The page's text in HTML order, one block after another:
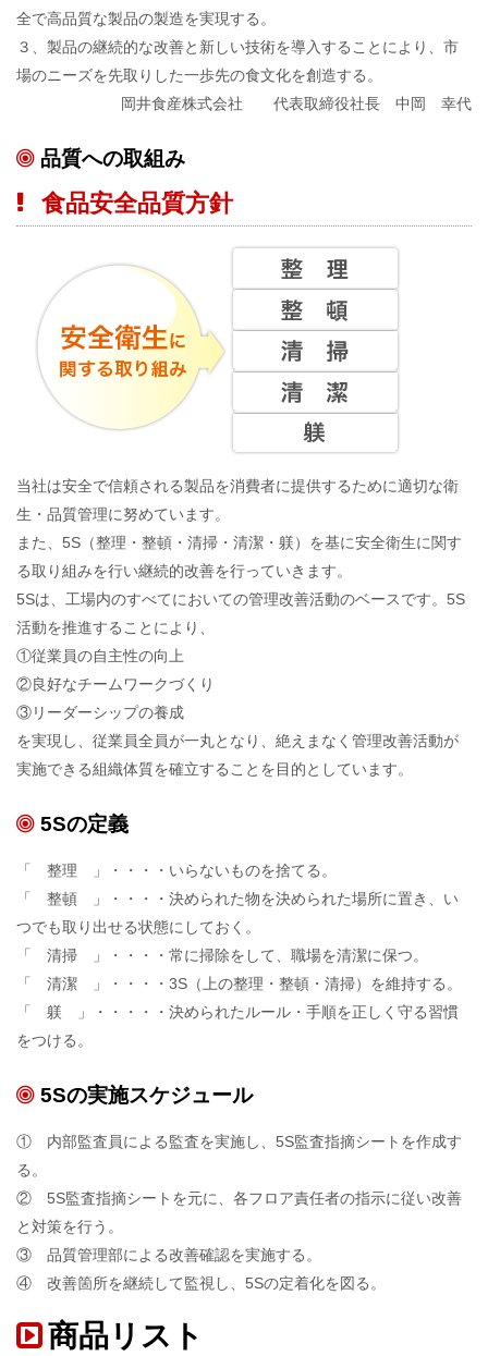
商品リスト
全で高品質な製品の製造を実現する。
３、製品の継続的な改善と新しい技術を導入することにより、市
場のニーズを先取りした一歩先の食文化を創造する。
岡井食産株式会社 代表取締役社長 中岡 幸代
品質への取組み
食品安全品質方針
当社は安全で信頼される製品を消費者に提供するために適切な衛
生・品質管理に努めています。
また、5S（整理・整頓・清掃・清潔・躾）を基に安全衛生に関す
る取り組みを行い継続的改善を行っていきます。
5Sは、工場内のすべてにおいての管理改善活動のベースです。5S
活動を推進することにより、
①従業員の自主性の向上
②良好なチームワークづくり
③リーダーシップの養成
を実現し、従業員全員が一丸となり、絶えまなく管理改善活動が
実施できる組織体質を確立することを目的としています。
5Sの定義
「 整理 」・・・・いらないものを捨てる。
「 整頓 」・・・・決められた物を決められた場所に置き、い
つでも取り出せる状態にしておく。
「 清掃 」・・・・常に掃除をして、職場を清潔に保つ。
「 清潔 」・・・・3S（上の整理・整頓・清掃）を維持する。
「 躾 」・・・・・決められたルール・手順を正しく守る習慣
をつける。
5Sの実施スケジュール
① 内部監査員による監査を実施し、5S監査指摘シートを作成す
る。
② 5S監査指摘シートを元に、各フロア責任者の指示に従い改善
と対策を行う。
③ 品質管理部による改善確認を実施する。
④ 改善箇所を継続して監視し、5Sの定着化を図る。